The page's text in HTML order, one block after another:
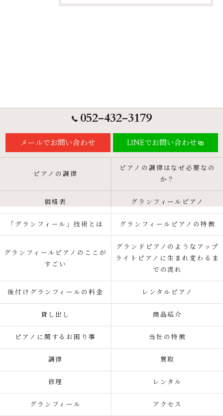
052-432-3179
メールでお問い合わせ LINEでお問い合わせ
ピアノの調律
ピアノの調律はなぜ必要なの
か？
価格表 グランフィールピアノ
「グランフィール」技術とは グランフィールピアノの特徴
グランフィールピアノのここが
すごい
グランドピアノのようなアップ
ライトピアノに生まれ変わるま
での流れ
後付けグランフィールの料金 レンタルピアノ
貸し出し 商品紹介
ピアノに関するお困り事 当社の特徴
調律 買取
修理 レンタル
グランフィール アクセス